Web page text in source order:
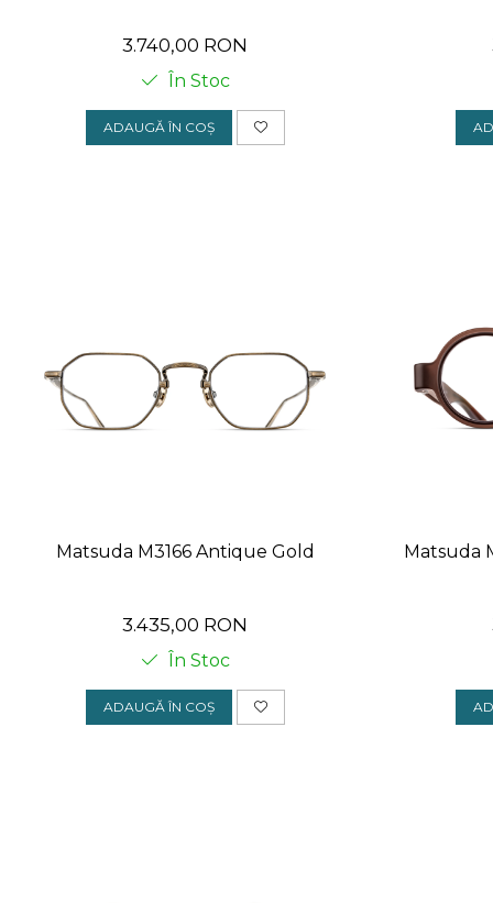
PERSOL
PETER AND MAY
STELLA MCCARTNEY
TIFFANY&CO
3.740,00 RON
În Stoc
ADAUGĂ ÎN COȘ
Matsuda M3166 Antique Gold
3.435,00 RON
În Stoc
ADAUGĂ ÎN COȘ
Matsuda